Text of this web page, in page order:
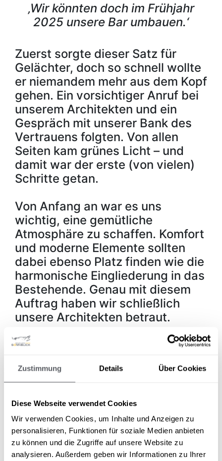
Zustimmung Details Über Cookies
Diese Webseite verwendet Cookies
Wir verwenden Cookies, um Inhalte und Anzeigen zu
personalisieren, Funktionen für soziale Medien anbieten
zu können und die Zugriffe auf unsere Website zu
analysieren. Außerdem geben wir Informationen zu Ihrer
‚Wir könnten doch im Frühjahr
2025 unsere Bar umbauen.‘
Zuerst sorgte dieser Satz für
Gelächter, doch so schnell wollte
er niemandem mehr aus dem Kopf
gehen. Ein vorsichtiger Anruf bei
unserem Architekten und ein
Gespräch mit unserer Bank des
Vertrauens folgten. Von allen
Seiten kam grünes Licht – und
damit war der erste (von vielen)
Schritte getan.
Von Anfang an war es uns
wichtig, eine gemütliche
Atmosphäre zu schaffen. Komfort
und moderne Elemente sollten
dabei ebenso Platz finden wie die
harmonische Eingliederung in das
Bestehende. Genau mit diesem
Auftrag haben wir schließlich
unsere Architekten betraut.
Da es bereits Spätsommer war,
drängte die Zeit ein wenig.
Schnell wurden alle Maße
genommen und die Köpfe unserer
nach wenigen Wochen hielten wir
die ersten Pläne in den Händen –
und wie von unseren Meistern
nicht anders zu erwarten, waren